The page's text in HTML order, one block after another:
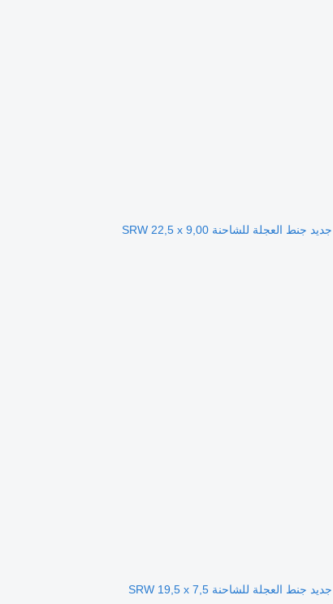
جديد جنط العجلة للشاحنة SRW 22,5 x 9,00
جديد جنط العجلة للشاحنة SRW 19,5 x 7,5